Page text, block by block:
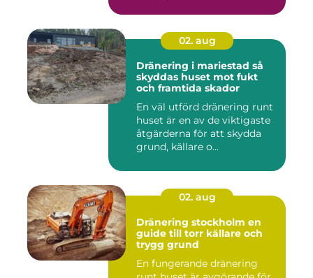
02. aug
Dränering i mariestad så
skyddas huset mot fukt
och framtida skador
En väl utförd dränering runt
huset är en av de viktigaste
åtgärderna för att skydda
grund, källare o...
02. aug
Dränering stockholm en
guide till torr källare och
trygg grund
En fungerande dränering